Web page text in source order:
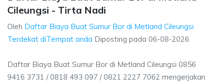
Cileungsi - Tirta Nadi
Oleh Daftar Biaya Buat Sumur Bor di Metland Cileungsi
Terdekat diTempat anda Diposting pada 06-08-2026
Daftar Biaya Buat Sumur Bor di Metland Cileungsi 0856
9416 3731 / 0818 493 097 / 0821 2227 7062 mengerjakan